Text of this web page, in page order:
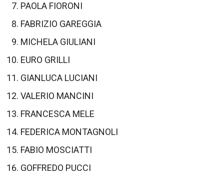
PAOLA FIORONI
FABRIZIO GAREGGIA
MICHELA GIULIANI
EURO GRILLI
GIANLUCA LUCIANI
VALERIO MANCINI
FRANCESCA MELE
FEDERICA MONTAGNOLI
FABIO MOSCIATTI
GOFFREDO PUCCI